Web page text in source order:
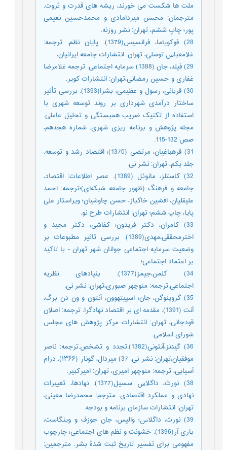
ملت ها شکست می خورند، ریشه های قدرت و ثروت.
مترجمان: محسن میردامادی و محمدحسین نعیمی
پور؛ چاپ ششم، تهران: نشر روزنه.
28) فوكوياما، فرانسيس(1379). پايان نظم. ترجمه:
غلامعباس توسلي، تهران: انتشارات جامعه ايرانيان،
29) فیلد، جان (1388) سرمایه اجتماعی. ترجمه غلامرضا
غفاری و حسین رمضانی،تهران: انتشارات کویر.
30) قربانی، رسول و عظیمی، بشرا(1393). بررسی تأثیر
ساختار درآمدی شهرداری بر روند توسعه شهری با
استفاده از تکنیک ضریب همبستگی و تحلیل عاملی.
مجله پژوهش و برنامه ریزی شهری. شماره هجدهم،
صص 132-115.
31) قره‎باغیان، مرتضی (1370)؛ اقتصاد رشد و توسعه.
جلد یکم، تهران: نشر نی.
32) کاستلز، مانوئل (1389). عصر اطلاعات: اقتصاد،
جامعه و فرهنگ (ظهور جامعه شبکه‌ای)؛ترجمه: احمد
علیقلیان، افشین خاکباز، حسن چاوشیان؛ ویراستار علی
پایا، چاپ ششم؛ تهران: انتشارات طرح نو.
33) کامران، دکتر فریدون؛ کفاشی، دکتر مجید و
اخترمحققی،مهدی(1389). بررسی تاثیر مطبوعات بر
وضعیت سرمایه اجتماعی جوانان شهر تهران - با تاکید
بر اعتماد اجتماعی؛
34) کلمن،جیمز(1377). بنیادهای نظریه
اجتماعی.ترجمه: منوچهر صبوری،تهران: نشر نی.
35) گروینوگن، جان؛ اسپیتهوون، آنتون و ون دن برگ،
آنت (1391). مقدمه ای بر اقتصاد نهادگرا. ترجمه: اصلان
قودجانی، تهران: انتشارات مرکز پژوهش های مجلس
شورای اسلامی.
36) گیدنز،آنتونی(1382).تجدد و تشخص.ترجمه: ناصر
موفقیان،تهران: نشر نی. 37) میردال، گونار (۱۳۶۶). درام
آسیایی، ترجمه‎: منوچهر امیری، تهران: امیرکبیر.
38) نورث، داگلاس سسیل(1377). نهادها، تغییرات
نهادی و عملکرد اقتصادی. مترجم: محمدرضا معینی،
تهران: انتشارات سازمان برنامه و بودجه.
39) نورث، داگلاس؛ والیس، جان جوزف و وینگاست،
باری آر(1396). خشونت و نظم های اجتماعی؛ چارچوب
مفهومی برای تفسیر تاریخ ثبت شدۀ بشر. مترجمین: